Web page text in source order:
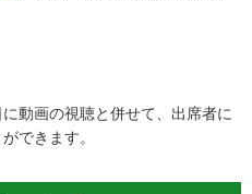
動画の視聴と併せて、出席者に
できます。